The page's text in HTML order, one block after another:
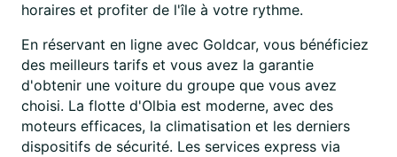
horaires et profiter de l'île à votre rythme.
En réservant en ligne avec Goldcar, vous bénéficiez
des meilleurs tarifs et vous avez la garantie
d'obtenir une voiture du groupe que vous avez
choisi. La flotte d'Olbia est moderne, avec des
moteurs efficaces, la climatisation et les derniers
dispositifs de sécurité. Les services express via